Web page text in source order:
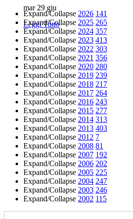
mar 29 giu
Leggi Tutto
Expand/Collapse 2026 141
Expand/Collapse 2025 265
Expand/Collapse 2024 357
Expand/Collapse 2023 413
Expand/Collapse 2022 303
Expand/Collapse 2021 356
Expand/Collapse 2020 280
Expand/Collapse 2019 239
Expand/Collapse 2018 217
Expand/Collapse 2017 264
Expand/Collapse 2016 243
Expand/Collapse 2015 277
Expand/Collapse 2014 313
Expand/Collapse 2013 403
Expand/Collapse 2012 7
Expand/Collapse 2008 81
Expand/Collapse 2007 192
Expand/Collapse 2006 202
Expand/Collapse 2005 225
Expand/Collapse 2004 247
Expand/Collapse 2003 246
Expand/Collapse 2002 115